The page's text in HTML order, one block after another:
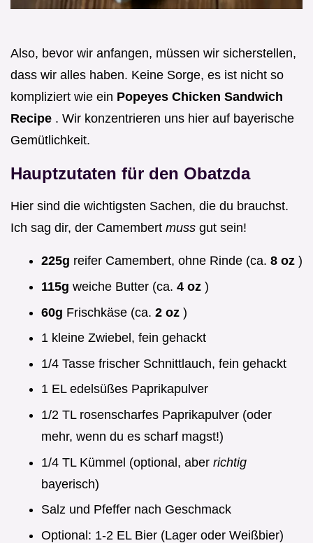
Also, bevor wir anfangen, müssen wir sicherstellen,
dass wir alles haben. Keine Sorge, es ist nicht so
kompliziert wie ein Popeyes Chicken Sandwich
Recipe . Wir konzentrieren uns hier auf bayerische
Gemütlichkeit.
Hauptzutaten für den Obatzda
Hier sind die wichtigsten Sachen, die du brauchst.
Ich sag dir, der Camembert muss gut sein!
225g reifer Camembert, ohne Rinde (ca. 8 oz )
115g weiche Butter (ca. 4 oz )
60g Frischkäse (ca. 2 oz )
1 kleine Zwiebel, fein gehackt
1/4 Tasse frischer Schnittlauch, fein gehackt
1 EL edelsüßes Paprikapulver
1/2 TL rosenscharfes Paprikapulver (oder
mehr, wenn du es scharf magst!)
1/4 TL Kümmel (optional, aber richtig
bayerisch)
Salz und Pfeffer nach Geschmack
Optional: 1-2 EL Bier (Lager oder Weißbier)